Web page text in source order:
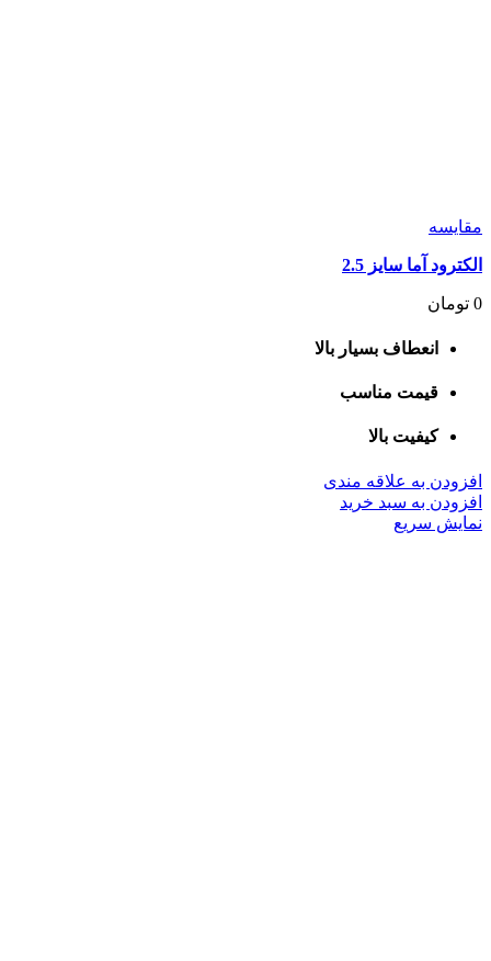
مقايسه
الکترود آما سایز 2.5
0 تومان
انعطاف بسیار بالا
قیمت مناسب
کیفیت بالا
افزودن به علاقه مندی
افزودن به سبد خرید
نمایش سریع